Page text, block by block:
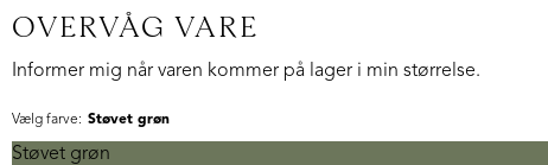
OVERVÅG VARE
Informer mig når varen kommer på lager i min størrelse.
Vælg farve: Støvet grøn
Støvet grøn